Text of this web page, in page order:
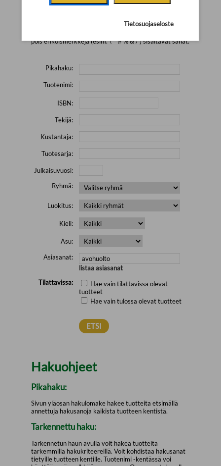
pois erikoismerkkejä (esim. \' " # % & / ) sisältävät sanat.
Pikahaku:
Tuotenimi:
ISBN:
Tekijä:
Kustantaja:
Tuotesarja:
Julkaisuvuosi:
Ryhmä:
Luokitus:
Kieli:
Asu:
Asiasanat:
listaa asiasanat
Tilattavissa:
Hae vain tilattavissa olevat
tuotteet
Hae vain tulossa olevat tuotteet
Hakuohjeet
Pikahaku:
Sivun yläosan hakulomake hakee tuotteita etsimällä
annettuja hakusanoja kaikista tuotteen kentistä.
Tarkennettu haku:
Tarkennetun haun avulla voit hakea tuotteita
tarkemmilla hakukriteereillä. Voit kohdistaa hakusanat
tietyille tuotteen kentille. Tuotenimi -kentässä voi
Tietosuojaseloste